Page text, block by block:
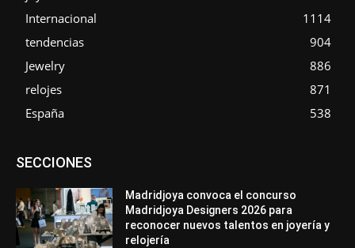
Internacional
1114
tendencias
904
Jewelry
886
relojes
871
España
538
SECCIONESAsociaciones
Entrevistas
Mundo Técnico
Novedades Opiniones
Perspectiva
Premios
Secciones Sin categoría
Más
Madridjoya convoca el concurso
Madridjoya Designers 2026 para
reconocer nuevos talentos en joyería y
relojería